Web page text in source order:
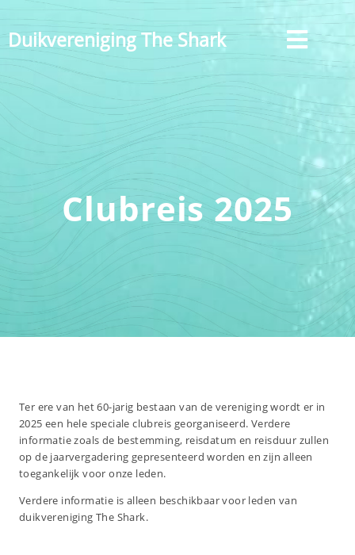
content
Clubreis 2025
Ter ere van het 60-jarig bestaan van de vereniging wordt er in
2025 een hele speciale clubreis georganiseerd. Verdere
informatie zoals de bestemming, reisdatum en reisduur zullen
op de jaarvergadering gepresenteerd worden en zijn alleen
toegankelijk voor onze leden.
Verdere informatie is alleen beschikbaar voor leden van
duikvereniging The Shark.